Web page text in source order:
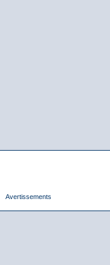
Avertissements